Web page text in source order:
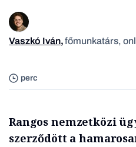
perc
Vaszkó Iván,főmunkatárs,
Rangos nemzetközi
szerződött a